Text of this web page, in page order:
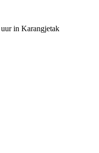
in Karangjetak